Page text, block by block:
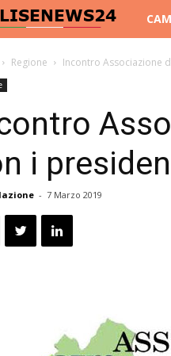
Molise
News
Regione Incontro Associazione
i
- 7 Marzo 2019